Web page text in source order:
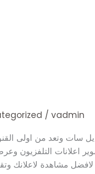
/vadmin
سات وتعد من اولى
التلفزيون وعرض